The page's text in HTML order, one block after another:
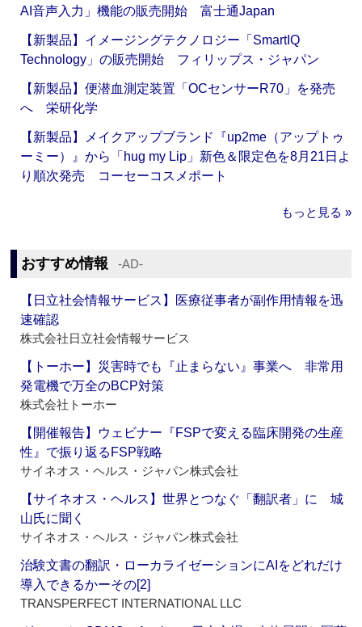
AI音声入力」機能の販売開始 富士通Japan
【新製品】イメージングテクノロジー「SmartIQ
Technology」の販売開始 フィリップス・ジャパン
【新製品】便潜血測定装置「OCセンサーR70」を発売
へ 栄研化学
【新製品】メイクアップブランド『up2me（アップトゥ
ーミー）』から「hug my Lip」新色＆限定色を8月21日よ
り順次発売 コーセーコスメポート
もっと見る »
おすすめ情報 ‐AD‐
【日立社会情報サービス】医療従事者が副作用情報を迅
速確認
株式会社日立社会情報サービス
【トーホー】災害時でも『止まらない』事業へ 非常用
発電機で万全のBCP対策
株式会社トーホー
【開催報告】ウェビナー『FSPで変える臨床開発の生産
性』で振り返るFSP戦略
サイネオス・ヘルス・ジャパン株式会社
【サイネオス・ヘルス】世界とつなぐ「翻訳者」に 城
山氏に聞く
サイネオス・ヘルス・ジャパン株式会社
治験文書の翻訳・ローカライゼーションにAIをどれだけ
導入できるかーその[2]
TRANSPERFECT INTERNATIONAL LLC